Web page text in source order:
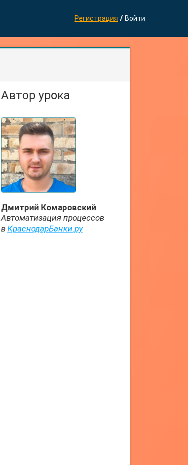
Регистрация / Войти
Автор урока
Дмитрий Комаровский
Автоматизация процессов
в КраснодарБанки.ру